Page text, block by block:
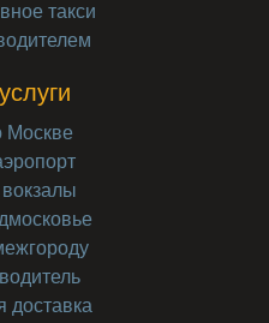
такси
Москве
доставка